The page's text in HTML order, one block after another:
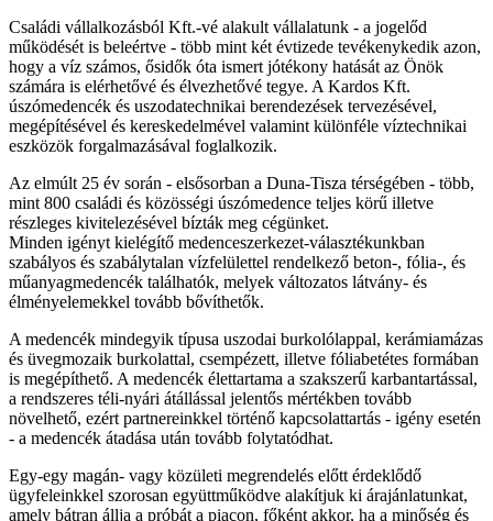
Családi vállalkozásból Kft.-vé alakult vállalatunk - a jogelőd
működését is beleértve - több mint két évtizede tevékenykedik azon,
hogy a víz számos, ősidők óta ismert jótékony hatását az Önök
számára is elérhetővé és élvezhetővé tegye. A Kardos Kft.
úszómedencék és uszodatechnikai berendezések tervezésével,
megépítésével és kereskedelmével valamint különféle víztechnikai
eszközök forgalmazásával foglalkozik.
Az elmúlt 25 év során - elsősorban a Duna-Tisza térségében - több,
mint 800 családi és közösségi úszómedence teljes körű illetve
részleges kivitelezésével bízták meg cégünket.
Minden igényt kielégítő medenceszerkezet-választékunkban
szabályos és szabálytalan vízfelülettel rendelkező beton-, fólia-, és
műanyagmedencék találhatók, melyek változatos látvány- és
élményelemekkel tovább bővíthetők.
A medencék mindegyik típusa uszodai burkolólappal, kerámiamázas
és üvegmozaik burkolattal, csempézett, illetve fóliabetétes formában
is megépíthető. A medencék élettartama a szakszerű karbantartással,
a rendszeres téli-nyári átállással jelentős mértékben tovább
növelhető, ezért partnereinkkel történő kapcsolattartás - igény esetén
- a medencék átadása után tovább folytatódhat.
Egy-egy magán- vagy közületi megrendelés előtt érdeklődő
ügyfeleinkkel szorosan együttműködve alakítjuk ki árajánlatunkat,
amely bátran állja a próbát a piacon, főként akkor, ha a minőség és